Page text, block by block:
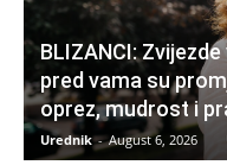
BLIZANCI:
pred vama su
oprez, mudrost i
Urednik - August 6, 2026